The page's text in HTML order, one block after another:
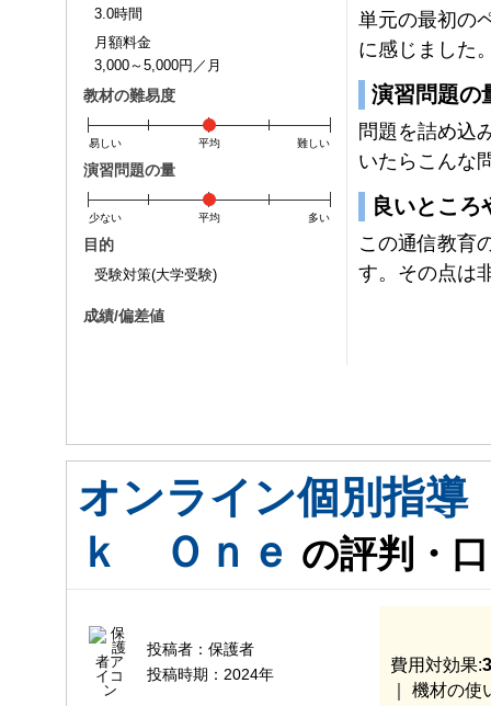
3.0時間
月額料金
3,000～5,000円／月
教材の難易度
易しい 平均 難しい
演習問題の量
少ない 平均 多い
目的
受験対策(大学受験)
成績/偏差値
入会時： 入会後:
単元の最初の
に感じました
演習問題の
問題を詰め込
いたらこんな
良いところ
この通信教育
す。その点は
オンライン個別指
ｋ Ｏｎｅ の評判・
投稿者： 保護者
投稿時期： 2024年 費用対効果:
｜ 機材の使